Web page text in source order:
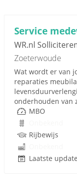
Service
WR.nl
Zoeterwoude
Wat wordt er van
reparaties
onderhouden van
MBO
Rijbewijs
Laatste